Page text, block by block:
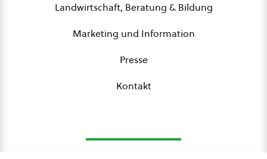
Landwirtschaft, Beratung & Bildung
Marketing und Information
Presse
Kontakt